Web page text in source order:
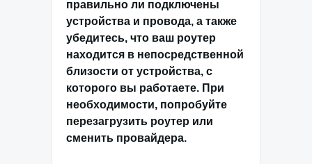
правильно ли подключены
устройства и провода, а также
убедитесь, что ваш роутер
находится в непосредственной
близости от устройства, с
которого вы работаете. При
необходимости, попробуйте
перезагрузить роутер или
сменить провайдера.